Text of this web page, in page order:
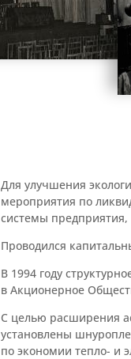
Для улучшения
мероприятия по
системы предприятия,
Проводился
В 1994 году
в Акционерное
С целью расширения
установлены
по экономии тепло- и